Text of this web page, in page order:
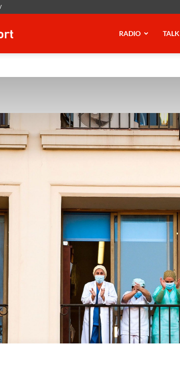
RADIO TALK